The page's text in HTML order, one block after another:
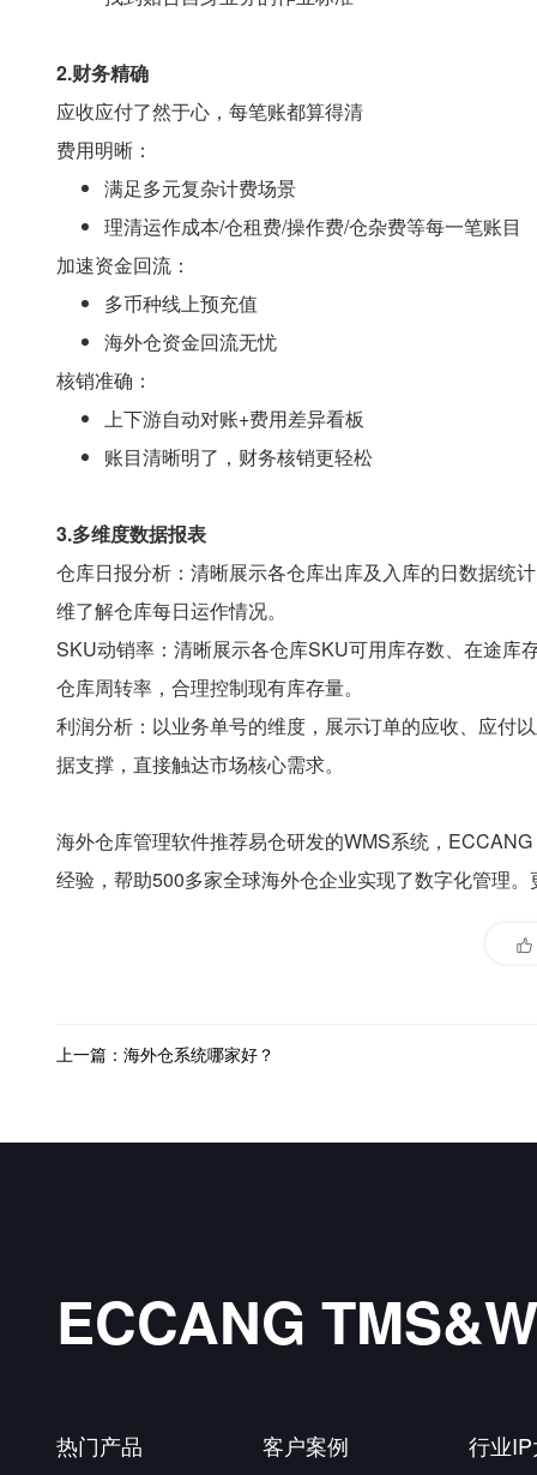
2.财务精确
应收应付了然于心，每笔账都算得清
费用明晰：
满足多元复杂计费场景
理清运作成本/仓租费/操作费/仓杂费等每一笔账目
加速资金回流：
多币种线上预充值
海外仓资金回流无忧
核销准确：
上下游自动对账+费用差异看板
账目清晰明了，财务核销更轻松
3.多维度数据报表
仓库日报分析：清晰展示各仓库出库及入库的日数据统
维了解仓库每日运作情况。
SKU动销率：清晰展示各仓库SKU可用库存数、在途库
仓库周转率，合理控制现有库存量。
利润分析：以业务单号的维度，展示订单的应收、应付
据支撑，直接触达市场核心需求。
海外仓库管理软件推荐易仓研发的WMS系统，
经验，帮助500多家全球海外仓企业实现了数字化管理
上一篇：海外仓系统哪家好？
ECCANG
热门产品 客户案例 行业